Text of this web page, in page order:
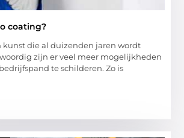
coating?
kunst die al duizenden jaren wordt
zijn er veel meer mogelijkheden
te schilderen. Zo is